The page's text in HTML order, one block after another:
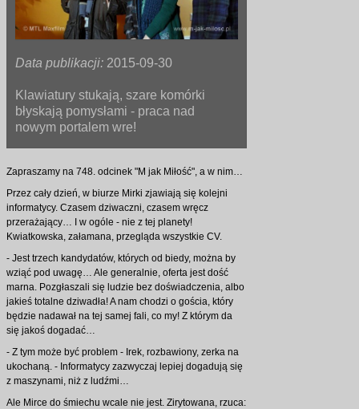
Data publikacji: 2015-09-30
Klawiatury stukają, szare komórki
błyskają pomysłami - praca nad
nowym portalem wre!
Zapraszamy na 748. odcinek "M jak Miłość", a w nim…
Przez cały dzień, w biurze Mirki zjawiają się kolejni
informatycy. Czasem dziwaczni, czasem wręcz
przerażający… I w ogóle - nie z tej planety!
Kwiatkowska, załamana, przegląda wszystkie CV.
- Jest trzech kandydatów, których od biedy, można by
wziąć pod uwagę… Ale generalnie, oferta jest dość
marna. Pozgłaszali się ludzie bez doświadczenia, albo
jakieś totalne dziwadła! A nam chodzi o gościa, który
będzie nadawał na tej samej fali, co my! Z którym da
się jakoś dogadać…
- Z tym może być problem - Irek, rozbawiony, zerka na
ukochaną. - Informatycy zazwyczaj lepiej dogadują się
z maszynami, niż z ludźmi…
Ale Mirce do śmiechu wcale nie jest. Zirytowana, rzuca: